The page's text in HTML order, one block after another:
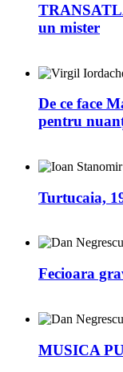
un mister
De ce face
pentru
Turtucaia,
Fecioara
MUSICA